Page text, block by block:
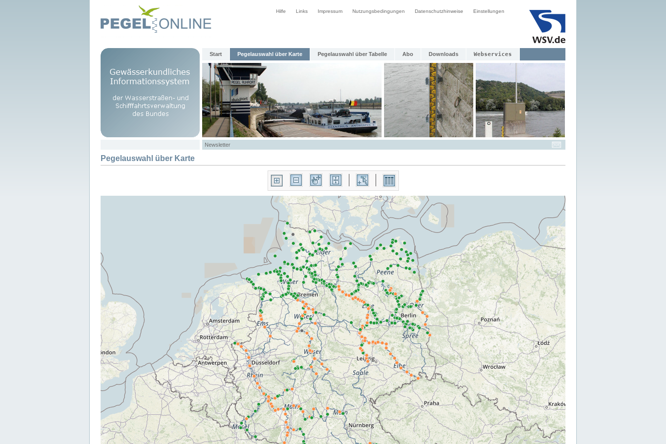
Hilfe Links Impressum Nutzungsbedingungen Datenschutzhinweise Einstellungen
Start Pegelauswahl über Karte Pegelauswahl über Tabelle Abo Downloads Webservices
Newsletter
Pegelauswahl über Karte